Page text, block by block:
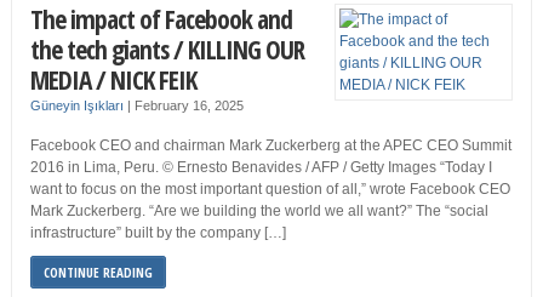
The impact of Facebook and
the tech giants / KILLING OUR
MEDIA / NICK FEIK
Güneyin Işıkları | February 16, 2025
Facebook CEO and chairman Mark Zuckerberg at the APEC CEO Summit
2016 in Lima, Peru. © Ernesto Benavides / AFP / Getty Images “Today I
want to focus on the most important question of all,” wrote Facebook CEO
Mark Zuckerberg. “Are we building the world we all want?” The “social
infrastructure” built by the company […]
CONTINUE READING